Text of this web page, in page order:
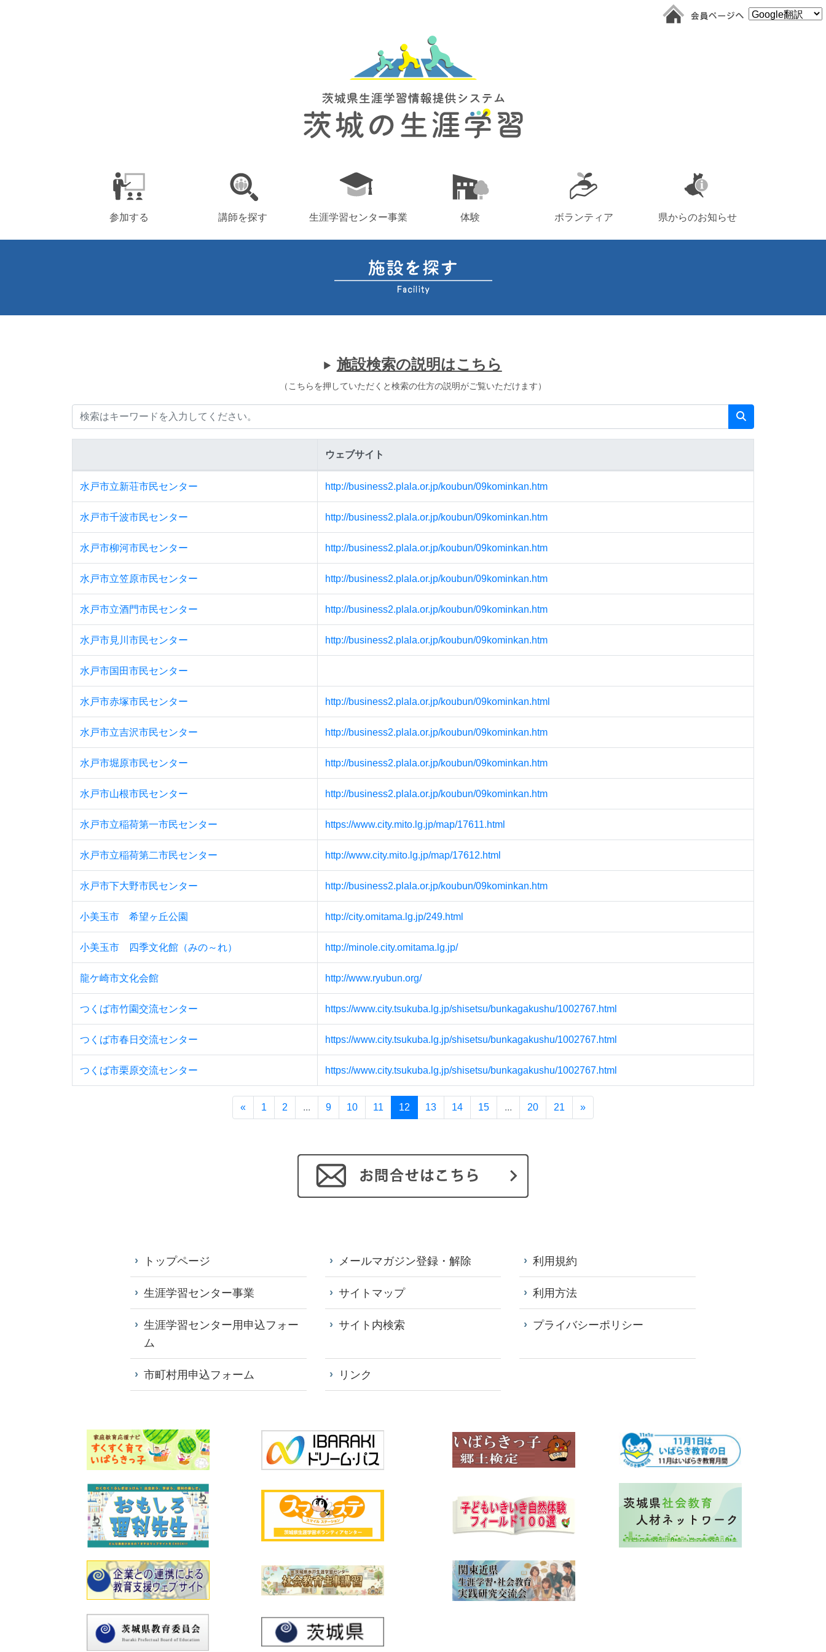
参加する 講師を探す 生涯学習センター事業 体験 ボランティア 県からのお知らせ
施設検索の説明はこちら
（こちらを押していただくと検索の仕方の説明がご覧いただけます）
ウェブサイト
水戸市立新荘市民センター http://business2.plala.or.jp/koubun/09kominkan.htm
水戸市千波市民センター http://business2.plala.or.jp/koubun/09kominkan.htm
水戸市柳河市民センター http://business2.plala.or.jp/koubun/09kominkan.htm
水戸市立笠原市民センター http://business2.plala.or.jp/koubun/09kominkan.htm
水戸市立酒門市民センター http://business2.plala.or.jp/koubun/09kominkan.htm
水戸市見川市民センター http://business2.plala.or.jp/koubun/09kominkan.htm
水戸市国田市民センター
水戸市赤塚市民センター http://business2.plala.or.jp/koubun/09kominkan.html
水戸市立吉沢市民センター http://business2.plala.or.jp/koubun/09kominkan.htm
水戸市堀原市民センター http://business2.plala.or.jp/koubun/09kominkan.htm
水戸市山根市民センター http://business2.plala.or.jp/koubun/09kominkan.htm
水戸市立稲荷第一市民センター https://www.city.mito.lg.jp/map/17611.html
水戸市立稲荷第二市民センター http://www.city.mito.lg.jp/map/17612.html
水戸市下大野市民センター http://business2.plala.or.jp/koubun/09kominkan.htm
小美玉市 希望ヶ丘公園 http://city.omitama.lg.jp/249.html
小美玉市 四季文化館（みの～れ） http://minole.city.omitama.lg.jp/
龍ケ崎市文化会館 http://www.ryubun.org/
つくば市竹園交流センター https://www.city.tsukuba.lg.jp/shisetsu/bunkagakushu/1002767.html
つくば市春日交流センター https://www.city.tsukuba.lg.jp/shisetsu/bunkagakushu/1002767.html
つくば市栗原交流センター https://www.city.tsukuba.lg.jp/shisetsu/bunkagakushu/1002767.html
« 1 2 ... 9 10 11 12 13 14 15 ... 20 21 »
トップページ
生涯学習センター事業
生涯学習センター用申込フォー
ム
市町村用申込フォーム
メールマガジン登録・解除
サイトマップ
サイト内検索
リンク
利用規約
利用方法
プライバシーポリシー